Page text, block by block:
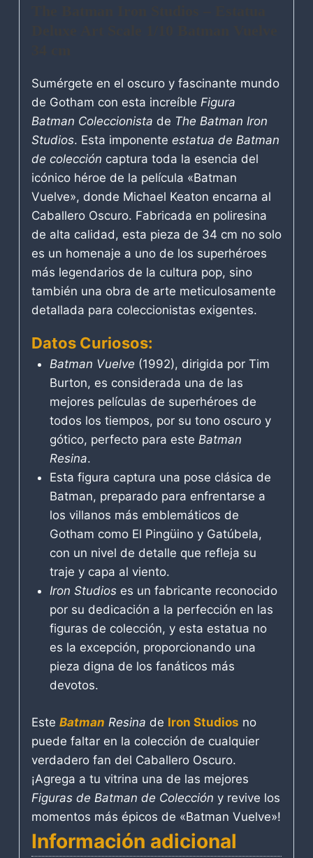
Sumérgete en el oscuro y fascinante mundo
de Gotham con esta increíble Figura
Batman Coleccionista de The Batman Iron
Studios. Esta imponente estatua de Batman
de colección captura toda la esencia del
icónico héroe de la película «Batman
Vuelve», donde Michael Keaton encarna al
Caballero Oscuro. Fabricada en poliresina
de alta calidad, esta pieza de 34 cm no solo
es un homenaje a uno de los superhéroes
más legendarios de la cultura pop, sino
también una obra de arte meticulosamente
detallada para coleccionistas exigentes.
Datos Curiosos:
Batman Vuelve (1992), dirigida por Tim
Burton, es considerada una de las
mejores películas de superhéroes de
todos los tiempos, por su tono oscuro y
gótico, perfecto para este Batman
Resina.
Esta figura captura una pose clásica de
Batman, preparado para enfrentarse a
los villanos más emblemáticos de
Gotham como El Pingüino y Gatúbela,
con un nivel de detalle que refleja su
traje y capa al viento.
Iron Studioses un fabricante reconocido
por su dedicación a la perfección en las
figuras de colección, y esta estatua no
es la excepción, proporcionando una
pieza digna de los fanáticos más
devotos.
Este Batman Resina de Iron Studios no
puede faltar en la colección de cualquier
verdadero fan del Caballero Oscuro.
¡Agrega a tu vitrina una de las mejores
Figuras de Batman de Colección y revive los
momentos más épicos de «Batman Vuelve»!
Información adicional